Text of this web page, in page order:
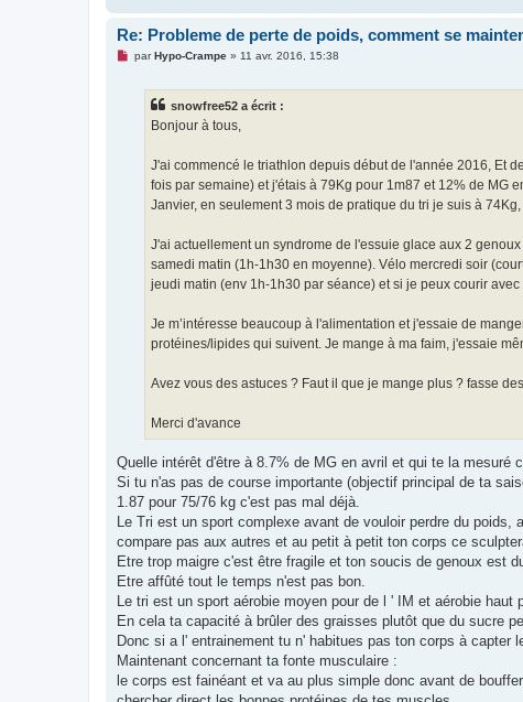
Re: Probleme de perte de poids, comment se
MparHypo-Crampe» 11 avr. 2016, 15:38
snowfree52 a écrit :
Bonjour à tous,
J'ai commencé le triathlon depuis début de l'année 2016, Et
fois par semaine) et j'étais à 79Kg pour 1m87 et 12% de MG
Janvier, en seulement 3 mois de pratique du tri je suis à
J'ai actuellement un syndrome de l'essuie glace aux 2
samedi matin (1h-1h30 en moyenne). Vélo mercredi soir
jeudi matin (env 1h-1h30 par séance) et si je peux courir
Je m’intéresse beaucoup à l'alimentation et j'essaie de
protéines/lipides qui suivent. Je mange à ma faim, j'essaie
Avez vous des astuces ? Faut il que je mange plus ? fasse
Merci d'avance
Quelle intérêt d'être à 8.7% de MG en avril et qui te la mesuré
Si tu n'as pas de course importante (objectif principal de ta
1.87 pour 75/76 kg c'est pas mal déjà.
Le Tri est un sport complexe avant de vouloir perdre du
compare pas aux autres et au petit à petit ton corps ce
Etre trop maigre c'est être fragile et ton soucis de genoux est
Etre affûté tout le temps n'est pas bon.
Le tri est un sport aérobie moyen pour de l ' IM et aérobie haut
En cela ta capacité à brûler des graisses plutôt que du sucre
Donc si a l' entrainement tu n' habitues pas ton corps à capter
Maintenant concernant ta fonte musculaire :
le corps est fainéant et va au plus simple donc avant de